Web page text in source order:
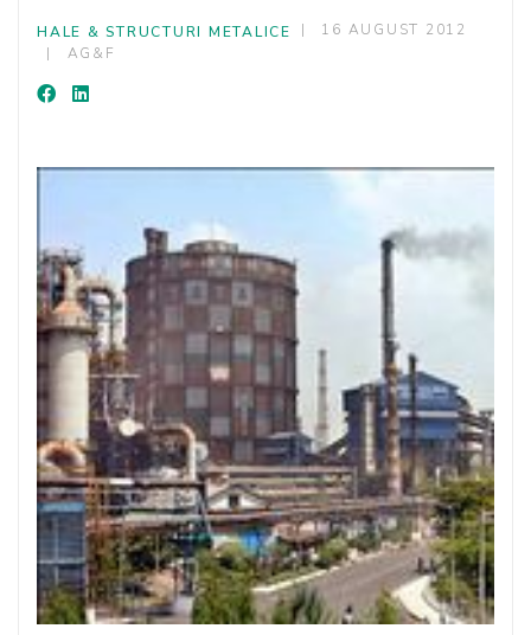
HALE & STRUCTURI METALICE
16 AUGUST 2012
AG&F